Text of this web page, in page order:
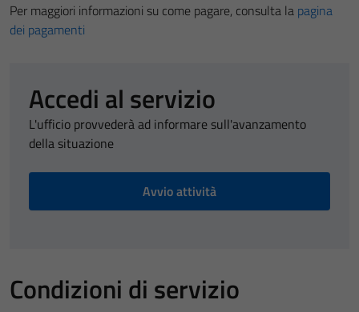
Per maggiori informazioni su come pagare, consulta la pagina
dei pagamenti
Accedi al servizio
L'ufficio provvederà ad informare sull'avanzamento
della situazione
Avvio attività
Condizioni di servizio